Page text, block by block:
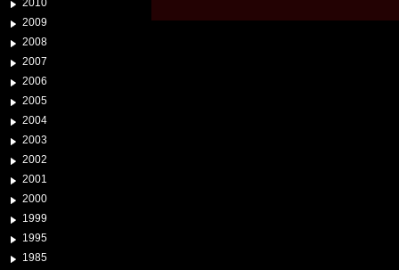
2010
2009
2008
2007
2006
2005
2004
2003
2002
2001
2000
1999
1995
1985